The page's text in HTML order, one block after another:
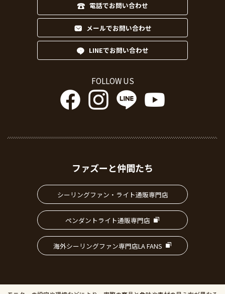
電話でお問い合わせ
メールでお問い合わせ
LINEでお問い合わせ
FOLLOW US
ファズーと仲間たち
シーリングファン・ライト通販専門店
ペンダントライト通販専門店
海外シーリングファン専門店LA FANS